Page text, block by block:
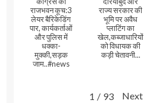
राजभवन कूच:3
लेयर बैरिकेडिंग
पार, कार्यकर्ताओं
और पुलिस में
धक्का-
मुक्की,सड़क
जाम..#news
राज्य सरकार की
भूमि पर अवैध
प्लाटिंग का
खेल,कब्जाधारियों
को विधायक की
कड़ी चेतावनी...
1 / 93 Next